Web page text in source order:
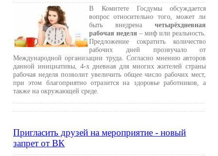
В Комитете Госдумы обсуждается
вопрос относительно того, может ли
быть внедреначетырёхдневная
рабочая неделя – миф или реальность.
Предложение сократить количество
рабочих дней прозвучало от
Международной организации труда. Согласно мнению авторов
данной инициативы, 4-х дневная для многих жителей страны
рабочая неделя позволит увеличить общее число рабочих мест,
при этом благоприятно отразится на здоровье работников, а
также на окружающей среде.
Пригласить друзей на мероприятие - новый
запрет от ВК